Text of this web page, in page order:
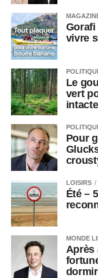
Gorafi
vivre
Le
vert
Pour
LOISIRS
Été –
MONDE
Après